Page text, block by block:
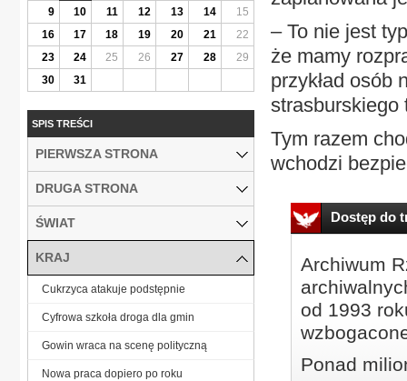
– To nie jest
że mamy
przykład osób
strasburskiego
Tym razem
wchodzi
Dostęp do
Archiwum
od 1993
Ponad
9
10 11 12 13 14
15
16
17 18 19 20 21
22
23
24 25 26 27 28
29
30
31
SPIS TREŚCI
PIERWSZA STRONA
DRUGA STRONA
ŚWIAT
KRAJ
Cukrzyca atakuje podstępnie
Cyfrowa szkoła droga dla gmin
Gowin wraca na scenę polityczną
Nowa praca dopiero po roku